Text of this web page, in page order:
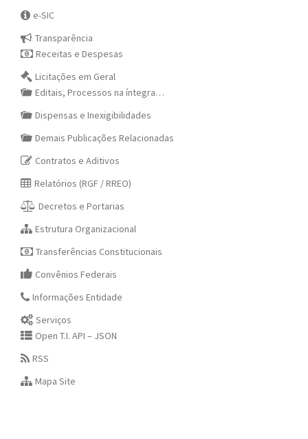
e-SIC
Transparência
Receitas e Despesas
Licitações em Geral
Editais, Processos na íntegra…
Dispensas e Inexigibilidades
Demais Publicações Relacionadas
Contratos e Aditivos
Relatórios (RGF / RREO)
Decretos e Portarias
Estrutura Organizacional
Transferências Constitucionais
Convênios Federais
Informações Entidade
Serviços
Open T.I. API – JSON
RSS
Mapa Site